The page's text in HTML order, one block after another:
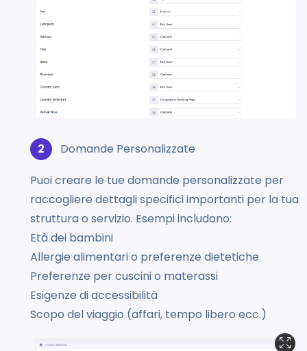
Domande Personalizzate
Puoi creare le tue domande personalizzate per
raccogliere dettagli specifici importanti per la tua
struttura o servizio. Esempi includono:
Età dei bambini
Allergie alimentari o preferenze dietetiche
Preferenze per cuscini o materassi
Esigenze di accessibilità
Scopo del viaggio (affari, tempo libero ecc.)